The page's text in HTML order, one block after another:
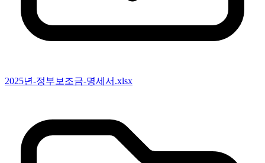
2025년-정부보조금-명세서.xlsx